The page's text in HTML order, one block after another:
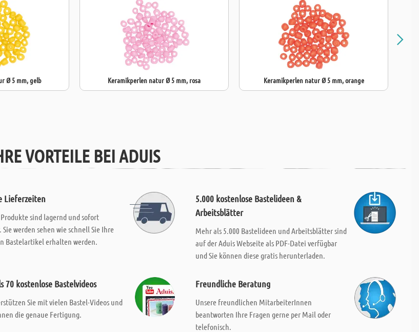
Ø 5 mm, gelb Keramikperlen natur Ø 5 mm, rosa Keramikperlen natur Ø 5 mm, orange
VORTEILE BEI ADUIS
Lieferzeiten
sind lagernd und sofort
werden sehen wie schnell Sie Ihre
Bastelartikel erhalten werden.
5.000 kostenlose Bastelideen &
Arbeitsblätter
Mehr als 5.000 Bastelideen und Arbeitsblätter sind
auf der Aduis Webseite als PDF-Datei verfügbar
und Sie können diese gratis herunterladen.
70 kostenlose Bastelvideos
Sie mit vielen Bastel-Videos und
die genaue Fertigung.
Freundliche Beratung
Unsere freundlichen MitarbeiterInnen
beantworten Ihre Fragen gerne per Mail oder
telefonisch.